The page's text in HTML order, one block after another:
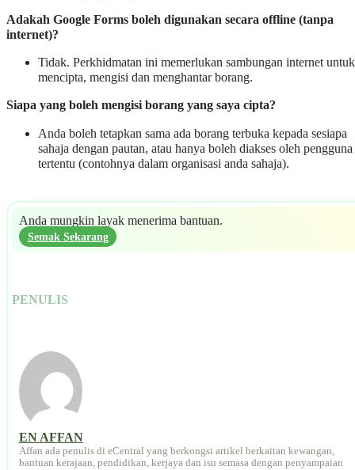
Adakah Google Forms boleh digunakan secara offline (tanpa
internet)?
Tidak. Perkhidmatan ini memerlukan sambungan internet untuk
mencipta, mengisi dan menghantar borang.
Siapa yang boleh mengisi borang yang saya cipta?
Anda boleh tetapkan sama ada borang terbuka kepada sesiapa
sahaja dengan pautan, atau hanya boleh diakses oleh pengguna
tertentu (contohnya dalam organisasi anda sahaja).
Anda mungkin layak menerima bantuan.
Semak Sekarang
PENULIS
EN AFFAN
Affan ada penulis di eCentral yang berkongsi artikel berkaitan kewangan,
bantuan kerajaan, pendidikan, kerjaya dan isu semasa dengan penyampaian